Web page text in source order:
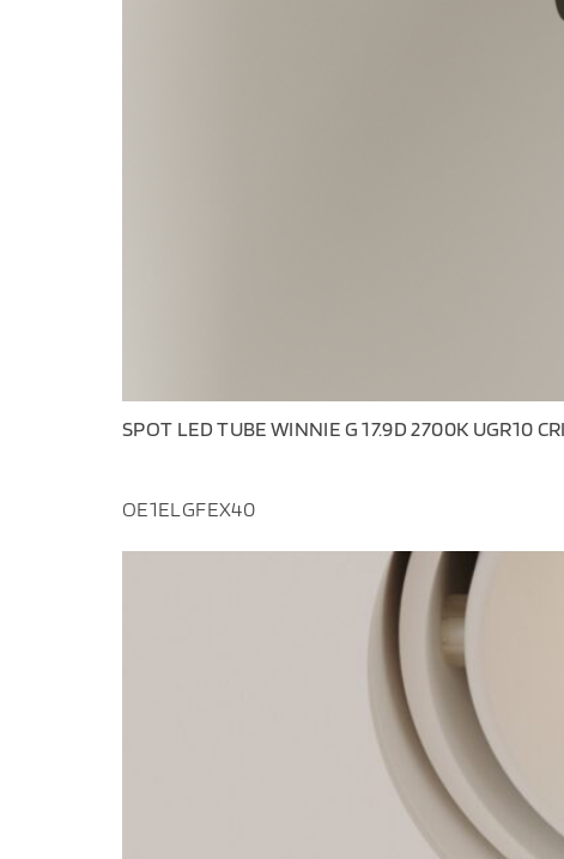
SPOT LED TUBE WINNIE G 17.9D 2700K UGR10
OE1ELGFEX40